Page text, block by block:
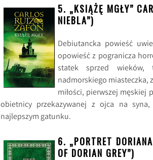
5. „KSIĄŻĘ MGŁY”
NIEBLA”)
Debiutancka powieść
opowieść z pogranicza
statek sprzed wieków,
nadmorskiego miasteczka,
miłości, pierwszej męskiej
obietnicy przekazywanej z ojca na
najlepszym gatunku.
6. „PORTRET
OF DORIAN GREY”)